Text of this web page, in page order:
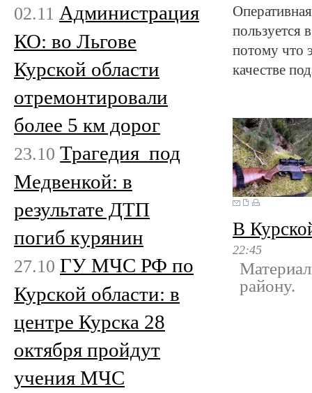
пользуется
потому что
качестве
В
22:45
району.
02.11 Администрация
КО: во Льгове
Курской области
отремонтировали
более 5 км дорог
23.10 Трагедия под
Медвенкой: в
результате ДТП
погиб курянин
27.10 ГУ МЧС РФ по
Курской области: в
центре Курска 28
октября пройдут
учения МЧС